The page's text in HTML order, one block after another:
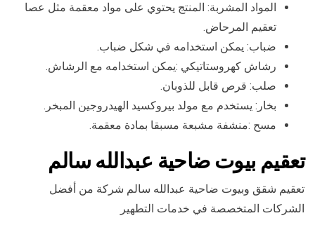
المواد المشربة: المنتج يحتوي على مواد معقمة مثل عصا
تعقيم المرحاض.
ضباب: يمكن استخدامه في شكل ضباب.
رشاش كهروستاتيكي :يمكن استخدامه مع الرشاش.
صلب: قرص قابل للذوبان.
بخار: يستخدم مع مولد بيروكسيد الهيدروجين المبخر.
مسح :منشفة مشبعة مسبقا بمادة معقمة.
تعقيم بيوت ضاحية عبدالله سالم
تعقيم شقق وبيوت ضاحية عبدالله سالم شركة من أفضل
الشركات المتخصصة في خدمات التطهير